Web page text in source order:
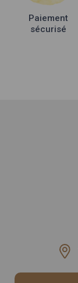
Paiement
sécurisé